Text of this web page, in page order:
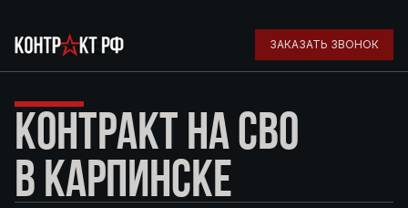
ЗАКАЗАТЬ ЗВОНОК
КОНТРАКТ НА СВО
В КАРПИНСКЕ